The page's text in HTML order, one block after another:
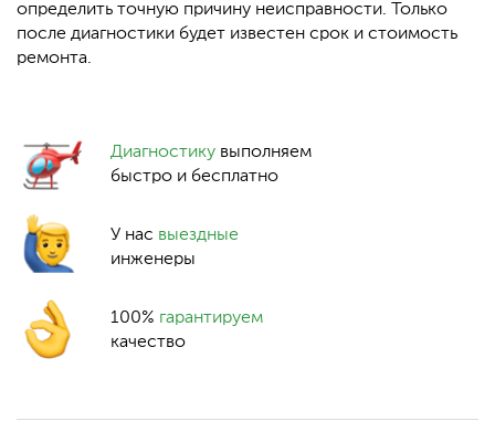
определить точную причину неисправности. Только
после диагностики будет известен срок и стоимость
ремонта.
Диагностику выполняем
быстро и бесплатно
У нас выездные
инженеры
100% гарантируем
качество